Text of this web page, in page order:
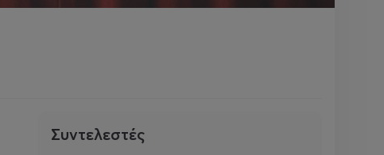
Συντελεστές